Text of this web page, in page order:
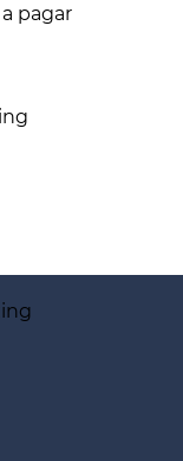
pagar